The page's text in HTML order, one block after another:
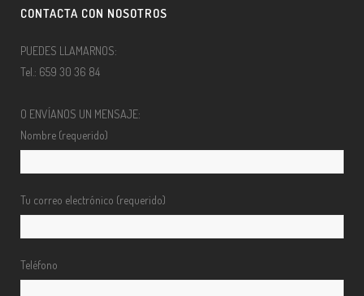
CONTACTA CON NOSOTROS
PUEDES LLAMARNOS:
Tel.: 659 30 36 84
O ENVÍANOS UN MENSAJE:
Nombre (requerido)
Tu correo electrónico (requerido)
Teléfono